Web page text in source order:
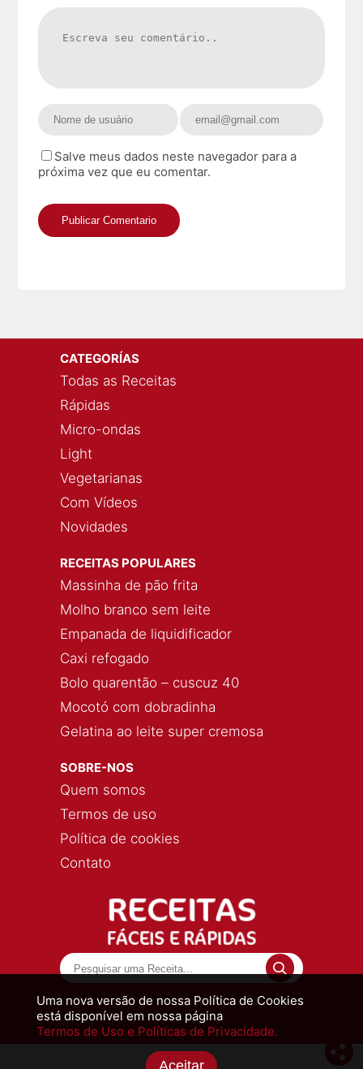
Salve meus dados neste navegador para a
próxima vez que eu comentar.
Uma nova versão de nossa Política de Cookies
está disponível em nossa página
Termos de Uso e Políticas de Privacidade.
Aceitar
CATEGORÍAS
Todas as Receitas
Rápidas
Micro-ondas
Light
Vegetarianas
Com Vídeos
Novidades
RECEITAS POPULARES
Massinha de pão frita
Molho branco sem leite
Empanada de liquidificador
Caxi refogado
Bolo quarentão – cuscuz 40
Mocotó com dobradinha
Gelatina ao leite super cremosa
SOBRE-NOS
Quem somos
Termos de uso
Política de cookies
Contato